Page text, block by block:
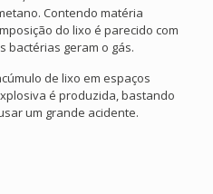
Contendo matéria
do lixo é parecido com
bactérias geram o gás.
de lixo em espaços
é produzida, bastando
um grande acidente.